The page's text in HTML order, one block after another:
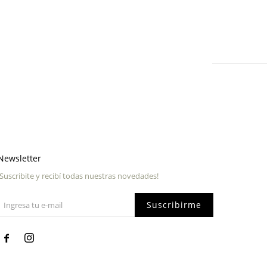
y recibí todas nuestras novedades!
Suscribirme
 